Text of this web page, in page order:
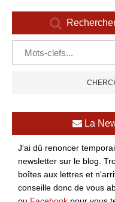
La
J'ai dû renoncer
newsletter sur le blog.
boîtes aux lettres et
conseille donc de vous